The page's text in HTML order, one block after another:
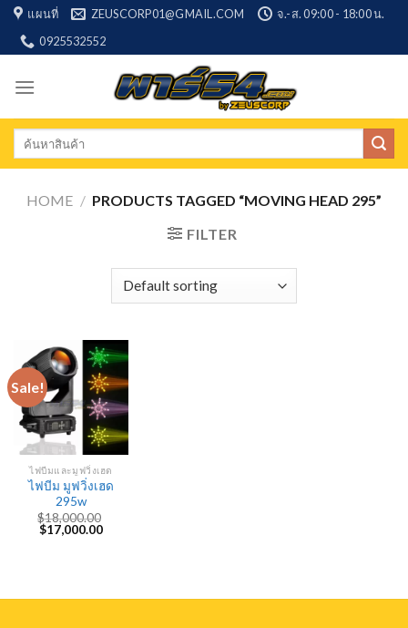
Skip
content
แผนที่ ZEUSCORP01@GMAIL.COM
จ.-ส. 09:00 - 18:00 น.
0925532552
Search
HOME / PRODUCTS TAGGED “MOVING HEAD 295”
FILTER
Sale!
ไฟบีมและมูฟวิ่งเฮด
ไฟบีม มูฟวิ่งเฮด
295w
$18,000.00
Original
price
$17,000.00Current